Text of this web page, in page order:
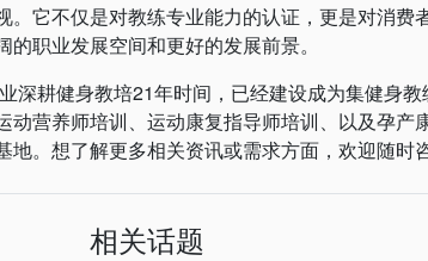
它不仅是对教练专业能力的认证，更是对消费
职业发展空间和更好的发展前景。
耕健身教培21年时间，已经建设成为集健身教
营养师培训、运动康复指导师培训、以及孕产
。想了解更多相关资讯或需求方面，欢迎随时
相关话题